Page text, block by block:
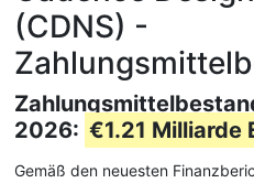
(CDNS) -
2026: €1.21 Milliarde
Gemäß den neuesten